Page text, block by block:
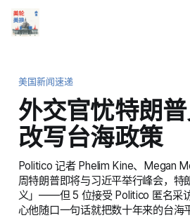
美国新闻速递
外交官忧特朗
改写台海政策
Politico 记者 Phelim Kine、Megan
周特朗普即将与习近平举行峰会，特
义」——但 5 位接受 Politico 匿名采
心他随口一句话就把数十年来的台海